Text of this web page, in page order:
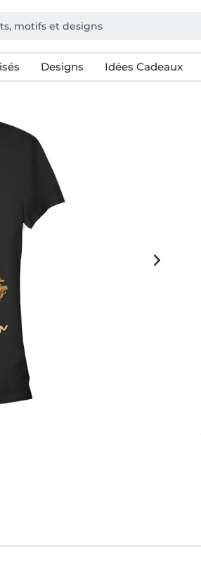
Designs Idées Cadeaux